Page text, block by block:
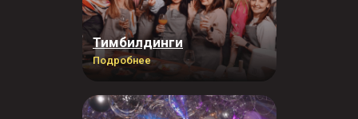
Подробнее
Тимбилдинги